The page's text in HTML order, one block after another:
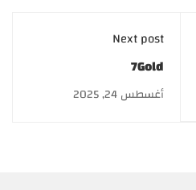
Next post
7Gold
أغسطس 24, 2025